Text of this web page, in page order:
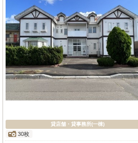
貸店舗・貸事務所(一棟)
30枚